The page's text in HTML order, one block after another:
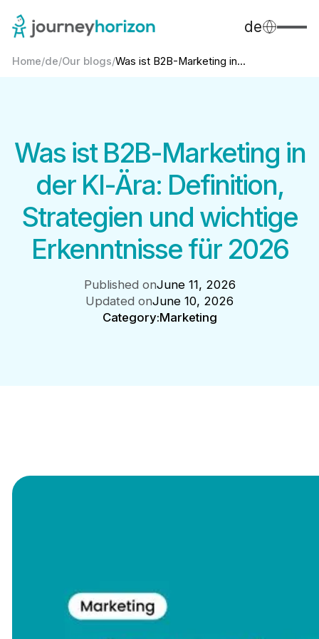
de
Home/de/Our blogs/Was ist B2B-Marketing in...
Was ist B2B-Marketing in
der KI-Ära: Definition,
Strategien und wichtige
Erkenntnisse für 2026
Published onJune 11, 2026
Updated onJune 10, 2026
Category:Marketing